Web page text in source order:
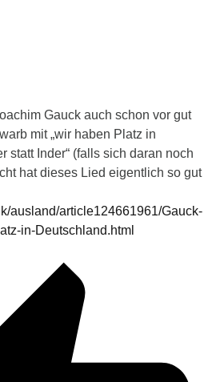
Gauck auch schon vor gut
mit „wir haben Platz in
statt Inder“ (falls sich daran noch
hat dieses Lied eigentlich so gut
ausland/article124661961/Gauck-
in-Deutschland.html